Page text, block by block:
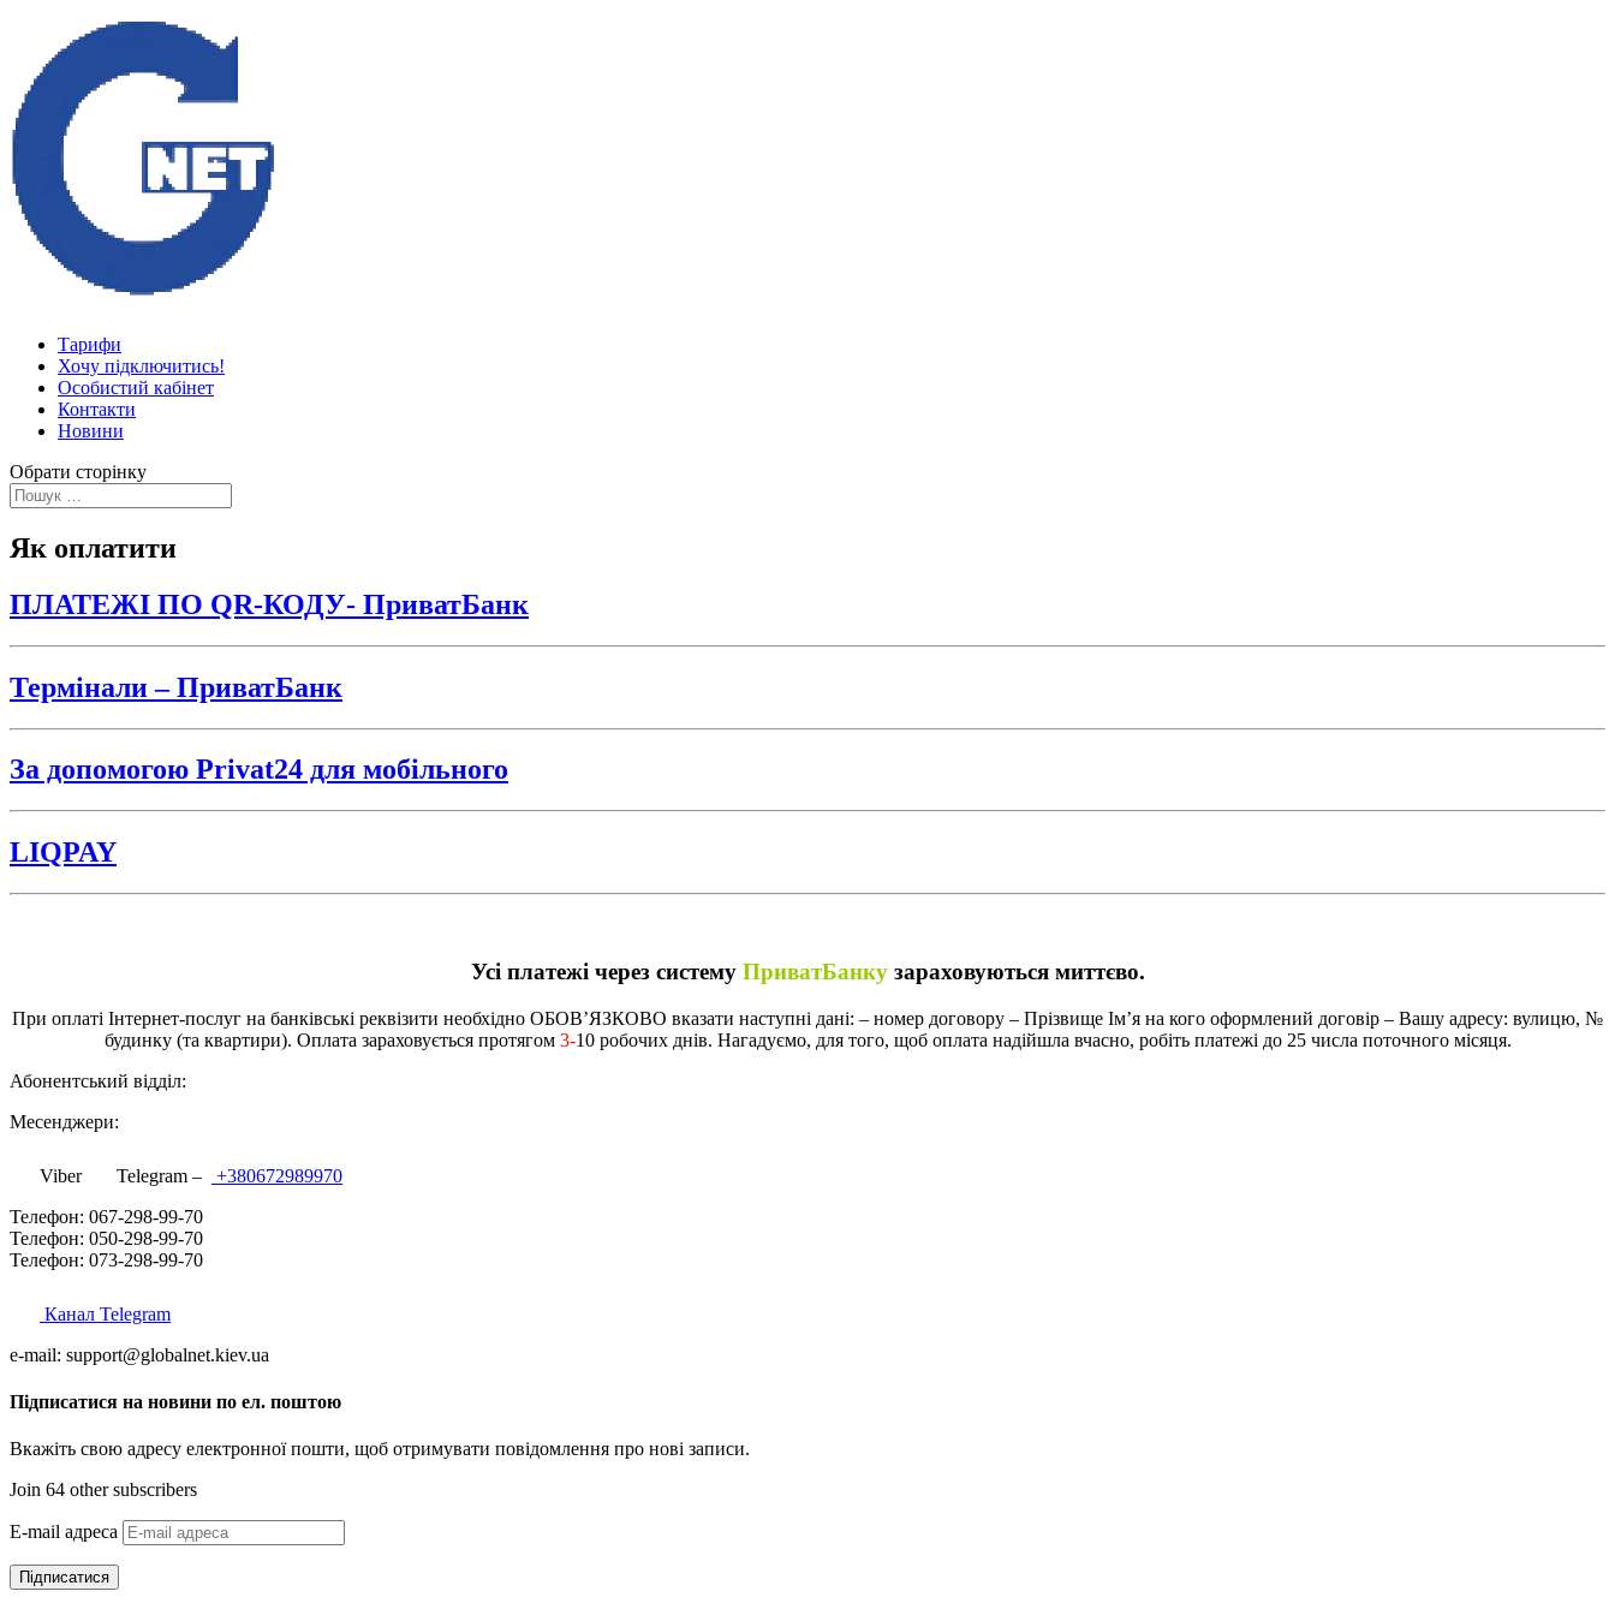
Тарифи
Хочу підключитись!
Особистий кабінет
Контакти
Новини
Обрати сторінку
Як оплатити
ПЛАТЕЖІ ПО QR-КОДУ- ПриватБанк
Термінали – ПриватБанк
За допомогою Privat24 для мобільного
LIQPAY
Усі платежі через систему ПриватБанкузараховуються миттєво.
При оплаті Інтернет-послуг на банківські реквізити необхідно ОБОВ’ЯЗКОВО вказати наступні дані: – номер договору – Прізвище Ім’я на кого оформлений договір – Вашу адресу: вулицю, №
будинку (та квартири). Оплата зараховується протягом 3-10 робочих днів. Нагадуємо, для того, щоб оплата надійшла вчасно, робіть платежі до 25 числа поточного місяця.
Абонентський відділ:
Месенджери:
Viber Telegram –
+380672989970
Телефон: 067-298-99-70
Телефон: 050-298-99-70
Телефон: 073-298-99-70
Канал Telegram
e-mail: support@globalnet.kiev.ua
Підписатися на новини по ел. поштою
Вкажіть свою адресу електронної пошти, щоб отримувати повідомлення про нові записи.
Join 64 other subscribers
E-mail адреса
Підписатися